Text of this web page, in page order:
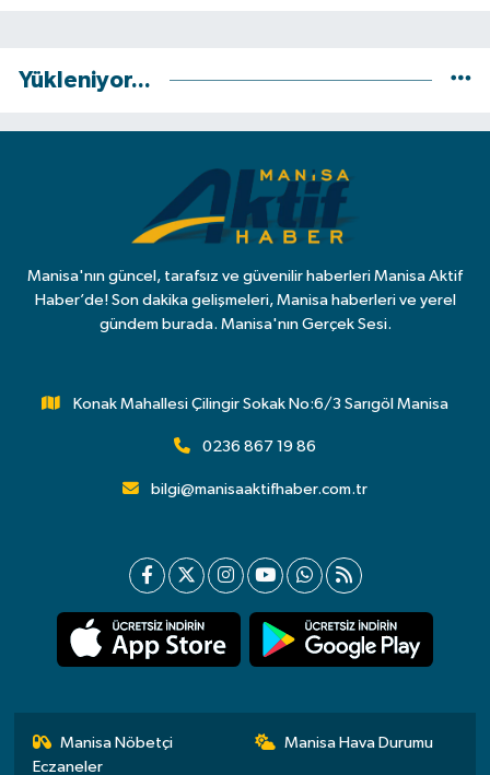
Yükleniyor...
Manisa'nın güncel, tarafsız ve güvenilir haberleri Manisa Aktif
Haber’de! Son dakika gelişmeleri, Manisa haberleri ve yerel
gündem burada. Manisa'nın Gerçek Sesi.
Konak Mahallesi Çilingir Sokak No:6/3 Sarıgöl Manisa
0236 867 19 86
bilgi@manisaaktifhaber.com.tr
Manisa Nöbetçi
Eczaneler
Manisa Hava Durumu